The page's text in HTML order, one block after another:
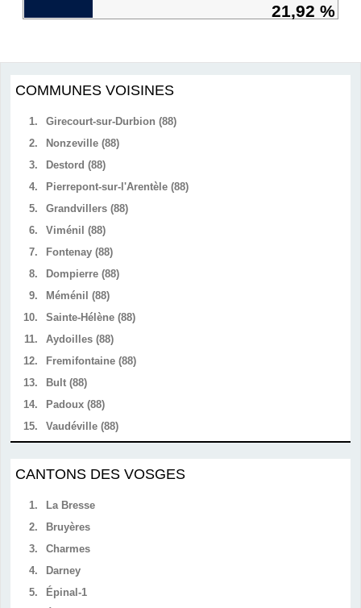
21,92 %
COMMUNES VOISINES
1.
Girecourt-sur-Durbion (88)
2.
Nonzeville (88)
3.
Destord (88)
4.
Pierrepont-sur-l'Arentèle (88)
5.
Grandvillers (88)
6.
Viménil (88)
7.
Fontenay (88)
8.
Dompierre (88)
9.
Méménil (88)
10.
Sainte-Hélène (88)
11.
Aydoilles (88)
12.
Fremifontaine (88)
13.
Bult (88)
14.
Padoux (88)
15.
Vaudéville (88)
CANTONS DES VOSGES
1.
La Bresse
2.
Bruyères
3.
Charmes
4.
Darney
5.
Épinal-1